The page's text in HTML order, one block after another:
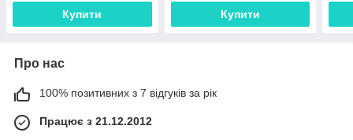
Купити Купити
Про нас
100% позитивних з 7 відгуків за рік
Працює з 21.12.2012